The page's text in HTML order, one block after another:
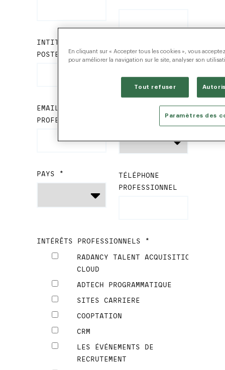
En cliquant sur « Accepter tous les cookies », vous
pour améliorer la navigation sur le site, analyser son
Tout refuser
Paramètres des